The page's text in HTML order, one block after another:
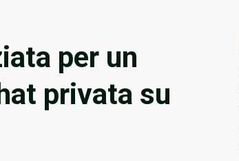
per un
privata su